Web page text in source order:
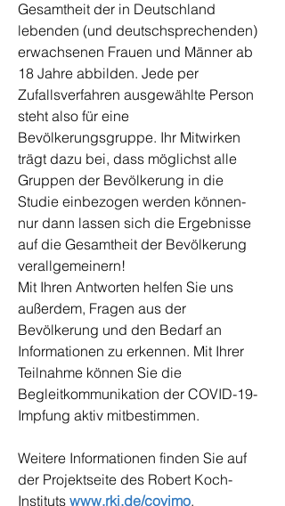
Gesamtheit der in Deutschland
lebenden (und deutschsprechenden)
erwachsenen Frauen und Männer ab
18 Jahre abbilden. Jede per
Zufallsverfahren ausgewählte Person
steht also für eine
Bevölkerungsgruppe. Ihr Mitwirken
trägt dazu bei, dass möglichst alle
Gruppen der Bevölkerung in die
Studie einbezogen werden können-
nur dann lassen sich die Ergebnisse
auf die Gesamtheit der Bevölkerung
verallgemeinern!
Mit Ihren Antworten helfen Sie uns
außerdem, Fragen aus der
Bevölkerung und den Bedarf an
Informationen zu erkennen. Mit Ihrer
Teilnahme können Sie die
Begleitkommunikation der COVID-19-
Impfung aktiv mitbestimmen.
Weitere Informationen finden Sie auf
der Projektseite des Robert Koch-
Instituts www.rki.de/covimo.